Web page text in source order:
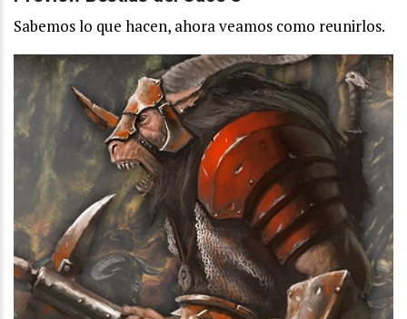
Sabemos lo que hacen, ahora veamos como reunirlos.